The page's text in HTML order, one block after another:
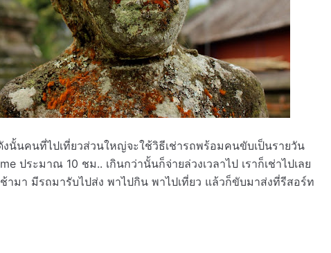
นั้นคนที่ไปเที่ยวส่วนใหญ่จะใช้วิธีเช่ารถพร้อมคนขับเป็นรายวัน
ประมาณ 10 ชม.. เกินกว่านั้นก็จ่ายล่วงเวลาไป เราก็เช่าไปเลย
ามา มีรถมารับไปส่ง พาไปกิน พาไปเที่ยว แล้วก็ขับมาส่งที่รีสอร์ท